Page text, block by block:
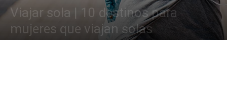
Viajar sola | 10 destinos para
mujeres que viajan solas